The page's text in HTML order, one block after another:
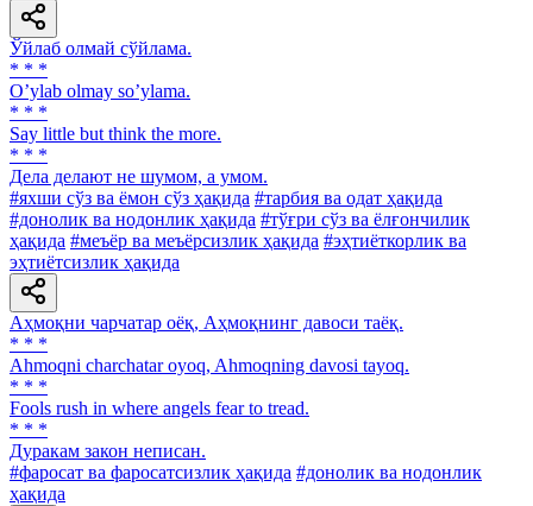
Ўйлаб олмай сўйлама.
* * *
Oʼylab olmay soʼylama.
* * *
Say little but think the more.
* * *
Дела делают не шумом, а умом.
#яхши сўз ва ёмон сўз ҳақида #тарбия ва одат ҳақида
#донолик ва нодонлик ҳақида #тўғри сўз ва ёлғончилик
ҳақида #меъёр ва меъёрсизлик ҳақида #эҳтиёткорлик ва
эҳтиётсизлик ҳақида
Аҳмоқни чарчатар оёқ, Аҳмоқнинг давоси таёқ.
* * *
Ahmoqni charchatar oyoq, Ahmoqning davosi tayoq.
* * *
Fools rush in where angels fear to tread.
* * *
Дуракам закон неписан.
#фаросат ва фаросатсизлик ҳақида #донолик ва нодонлик
ҳақида